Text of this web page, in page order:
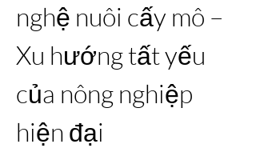
nghệ nuôi cấy mô –
Xu hướng tất yếu
của nông nghiệp
hiện đại